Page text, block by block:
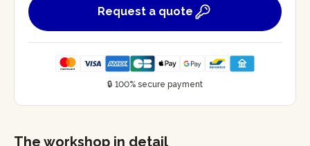
Request a quote
🔒 100% secure payment
The workshop in detail